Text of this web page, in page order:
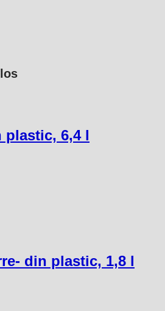
plastic, 6,4 l
- din plastic, 1,8 l